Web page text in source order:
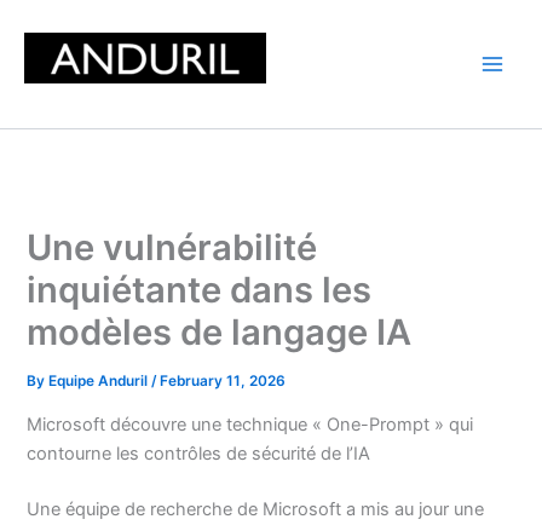
content
Une vulnérabilité
inquiétante dans les
modèles de langage IA
By Equipe Anduril/ February 11, 2026
Microsoft découvre une technique « One-Prompt » qui
contourne les contrôles de sécurité de l’IA
Une équipe de recherche de Microsoft a mis au jour une